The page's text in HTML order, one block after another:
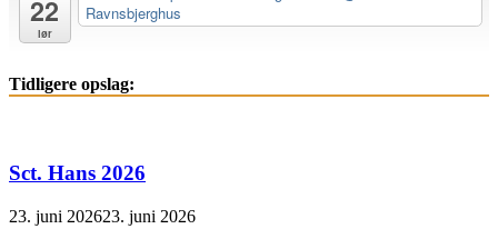
22
lør
Ravnsbjerghus
Tidligere opslag:
Sct. Hans 2026
23. juni 202623. juni 2026